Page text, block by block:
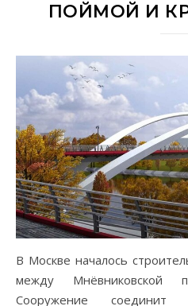
ПОЙМОЙ И
В Москве началось
между Мнёвниковской
Сооружение